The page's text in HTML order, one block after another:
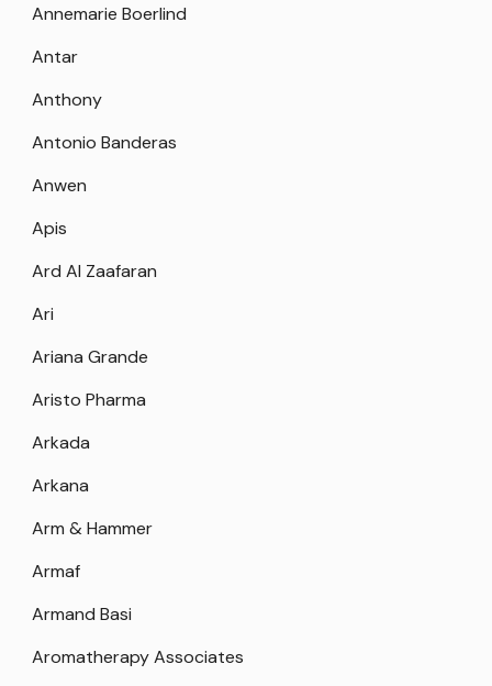
Annemarie Boerlind
Antar
Anthony
Antonio Banderas
Anwen
Apis
Ard Al Zaafaran
Ari
Ariana Grande
Aristo Pharma
Arkada
Arkana
Arm & Hammer
Armaf
Armand Basi
Aromatherapy Associates